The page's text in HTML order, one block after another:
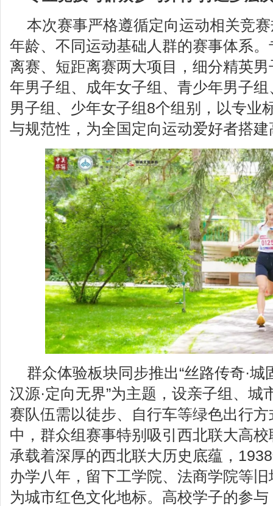
本次赛事严格遵循定向运动相关竞
年龄、不同运动基础人群的赛事体系
离赛、短距离赛两大项目，细分精英
年男子组、成年女子组、青少年男子
男子组、少年女子组8个组别，以专业
与规范性，为全国定向运动爱好者搭
群众体验板块同步推出“丝路传奇·城
汉源·定向无界”为主题，设亲子组、城
赛队伍需以徒步、自行车等绿色出行
中，群众组赛事特别吸引西北联大高
承载着深厚的西北联大历史底蕴，
办学八年，留下工学院、法商学院等
为城市红色文化地标。高校学子的参